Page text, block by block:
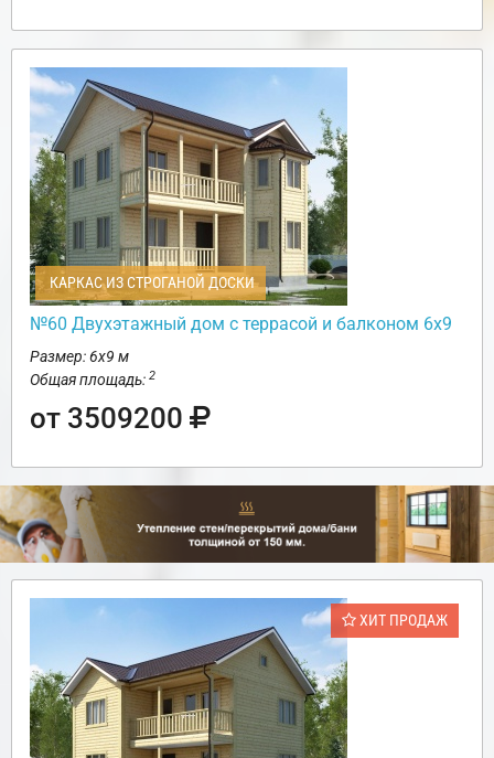
КАРКАС ИЗ СТРОГАНОЙ ДОСКИ
№60 Двухэтажный дом с террасой и балконом 6х9
Размер: 6х9 м
Общая площадь: 2
от 3509200
ХИТ ПРОДАЖ